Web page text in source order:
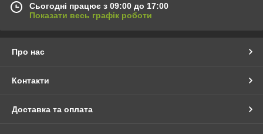
Сьогодні працює з 09:00 до 17:00
Показати весь графік роботи
Про нас
Контакти
Доставка та оплата